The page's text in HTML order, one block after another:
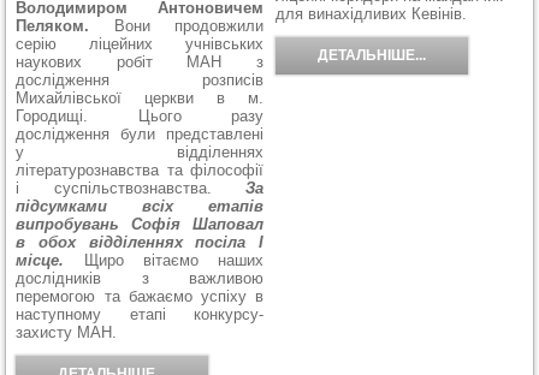
Володимиром Антоновичем
Пеляком. Вони продовжили
серію ліцейних учнівських
наукових робіт МАН з
дослідження розписів
Михайлівської церкви в м.
Городищі. Цього разу
дослідження були представлені
у відділеннях
літературознавства та філософії
і суспільствознавства. За
підсумками всіх етапів
випробувань Софія Шаповал
в обох відділеннях посіла І
місце. Щиро вітаємо наших
дослідників з важливою
перемогою та бажаємо успіху в
наступному етапі конкурсу-
захисту МАН.
для винахідливих Кевінів.
ДЕТАЛЬНІШЕ...